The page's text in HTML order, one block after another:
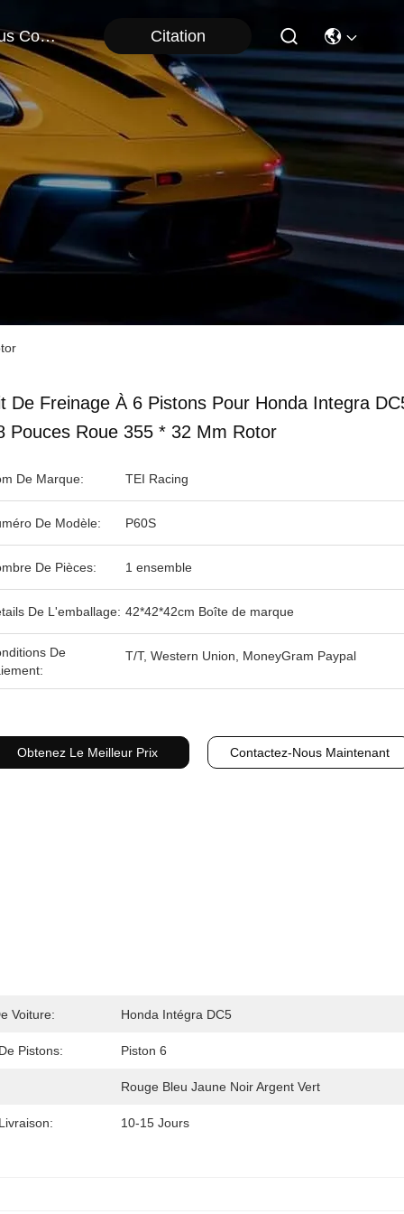
Nous Contacter Citation
De Freinage À 6 Pistons Pour Honda Integra
Pouces Roue 355 * 32 Mm Rotor
De Marque: TEI Racing
De Modèle: P60S
De Pièces: 1 ensemble
De L'emballage: 42*42*42cm Boîte de marque
De
T/T, Western Union, MoneyGram Paypal
Obtenez Le Meilleur Prix Contactez-Nous Maintenant
Voiture: Honda Intégra DC5
Pistons: Piston 6
Rouge Bleu Jaune Noir Argent Vert
10-15 Jours